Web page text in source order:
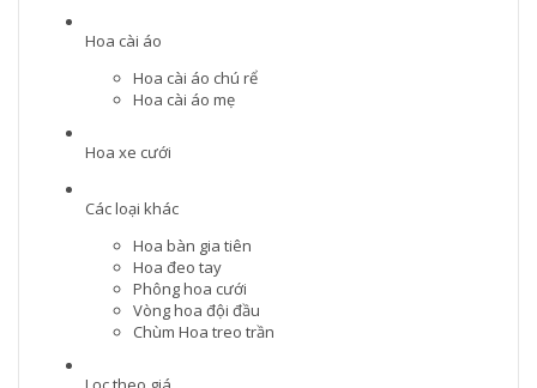
Hoa cài áo
Hoa cài áo chú rể
Hoa cài áo mẹ
Hoa xe cưới
Các loại khác
Hoa bàn gia tiên
Hoa đeo tay
Phông hoa cưới
Vòng hoa đội đầu
Chùm Hoa treo trần